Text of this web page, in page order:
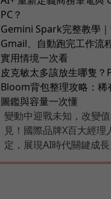
PC？
Gemini Spark完整教學
Gmail、自動跑完工作流
實用情境一次看
皮克敏太多該放生哪隻
Bloom背包整理攻略：稀
圖鑑與容量一次懂
變動中迎戰未知，改變
見！國際品牌X百大經理
定，展現AI時代關鍵成